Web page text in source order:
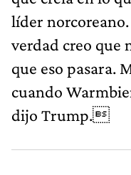
líder
verdad creo que
que eso pasara.
cuando
dijo Trump.